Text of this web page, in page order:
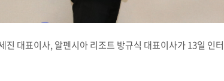
진 대표이사, 알펜시아 리조트 방규식 대표이사가 13일